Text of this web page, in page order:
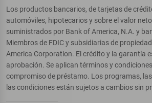
Los productos bancarios, de tarjetas de
automóviles, hipotecarios y sobre el valor
suministrados por Bank of America, N.A. y
Miembros de FDIC y subsidiarias de
America Corporation. El crédito y la garantía
aprobación. Se aplican términos y
compromiso de préstamo. Los programas,
las condiciones están sujetos a cambios sin